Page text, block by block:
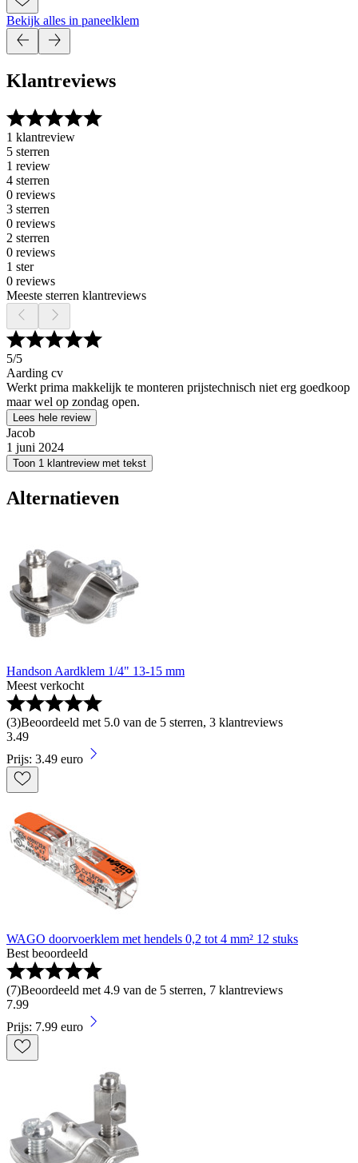
Bekijk alles in paneelklem
Klantreviews
1 klantreview
5 sterren
1 review
4 sterren
0 reviews
3 sterren
0 reviews
2 sterren
0 reviews
1 ster
0 reviews
Meeste sterren klantreviews
5/5
Aarding cv
Werkt prima makkelijk te monteren prijstechnisch niet erg goedkoop
maar wel op zondag open.
Lees hele review
Jacob
1 juni 2024
Toon 1 klantreview met tekst
Alternatieven
Handson Aardklem 1/4" 13-15 mm
Meest verkocht
(3)Beoordeeld met 5.0 van de 5 sterren, 3 klantreviews
3.49
Prijs: 3.49 euro
WAGO doorvoerklem met hendels 0,2 tot 4 mm² 12 stuks
Best beoordeeld
(7)Beoordeeld met 4.9 van de 5 sterren, 7 klantreviews
7.99
Prijs: 7.99 euro